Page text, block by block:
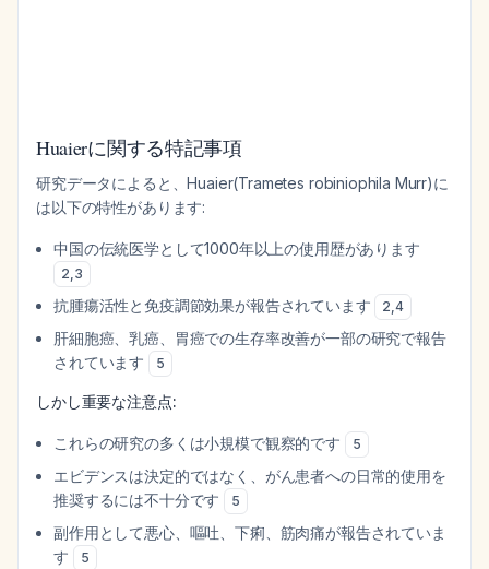
Huaierに関する特記事項
研究データによると、Huaier(Trametes robiniophila Murr)に
は以下の特性があります:
中国の伝統医学として1000年以上の使用歴があります
2,3
抗腫瘍活性と免疫調節効果が報告されています 2,4
肝細胞癌、乳癌、胃癌での生存率改善が一部の研究で報告
されています
5
しかし重要な注意点:
これらの研究の多くは小規模で観察的です 5
エビデンスは決定的ではなく、がん患者への日常的使用を
推奨するには不十分です
5
副作用として悪心、嘔吐、下痢、筋肉痛が報告されていま
す
5